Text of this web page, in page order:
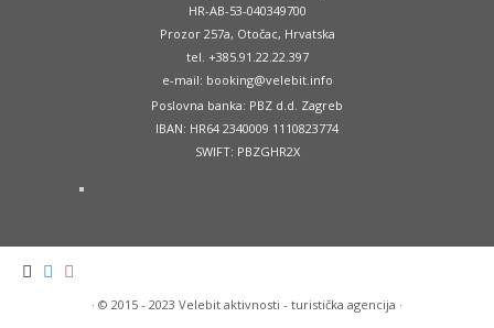
HR-AB-53-040349700
Prozor 257a, Otočac, Hrvatska
tel. +385.91.22.22.397
e-mail: booking@velebit.info
Poslovna banka: PBZ d.d. Zagreb
IBAN: HR64 2340009 1110823774
SWIFT: PBZGHR2X
· © 2015 - 2023 Velebit aktivnosti - turistička agencija ·